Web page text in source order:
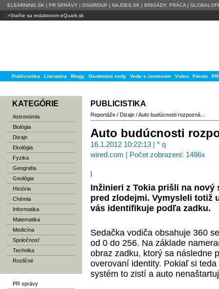
ELEARNING.SK | PR SPRÁVY | GSGROUP | NAJDES.SK | BRIGÁDY, PRÁCA |
>Staňte sa redaktorom eQuark.sk
Publicistika Literatúra Blogy Osobnosti vedy Veda s úsmevom Video Fórum
KATEGÓRIE
Astronómia
Biológia
Dizajn
Ekológia
Fyzika
Geografia
Geológia
História
Chémia
Informatika
Matematika
Medicína
Spoločnosť
Technika
Rozličné
PR správy
PUBLICISTIKA
Reportáže / Dizajn /Auto budúcnosti rozpozná...
Auto budúcnosti
16.1.2012 10:22:13 | * q
wired.com | Počet zobrazení: 1486x
In­ži­nie­ri z To­kia priš­li na
pred zlo­dej­mi. Vy­mys­le­li to­tiž
vás iden­ti­fi­ku­je pod­ľa za­dku.
Se­dač­ka vo­di­ča ob­sa­hu­je 360
od 0 do 256. Na zá­kla­de
ob­raz za­dku, kto­rý sa nás­led­ne
ove­ro­va­ní iden­ti­ty. Po­kiaľ si
sys­tém to zis­tí a auto